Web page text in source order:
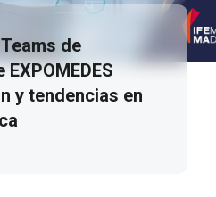
de
y tendencias en